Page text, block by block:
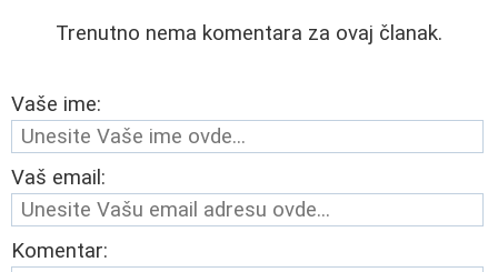
Trenutno nema komentara za ovaj članak.
Vaše ime:
Vaš email:
Komentar: